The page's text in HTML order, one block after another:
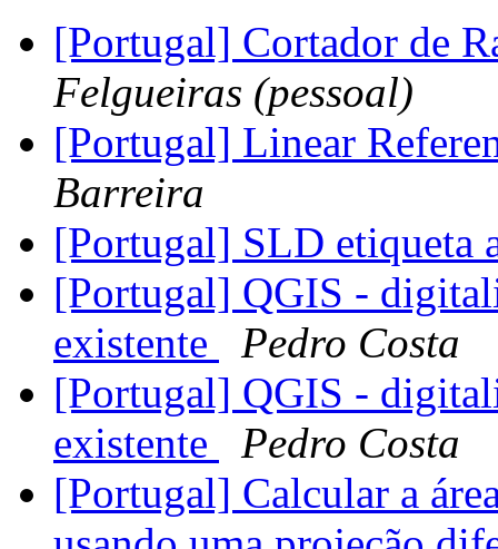
[Portugal] Cortador de
Felgueiras (pessoal)
[Portugal] Linear
Barreira
[Portugal] SLD etiqueta
[Portugal] QGIS -
existente
Pedro Costa
[Portugal] QGIS -
existente
Pedro Costa
[Portugal] Calcular a